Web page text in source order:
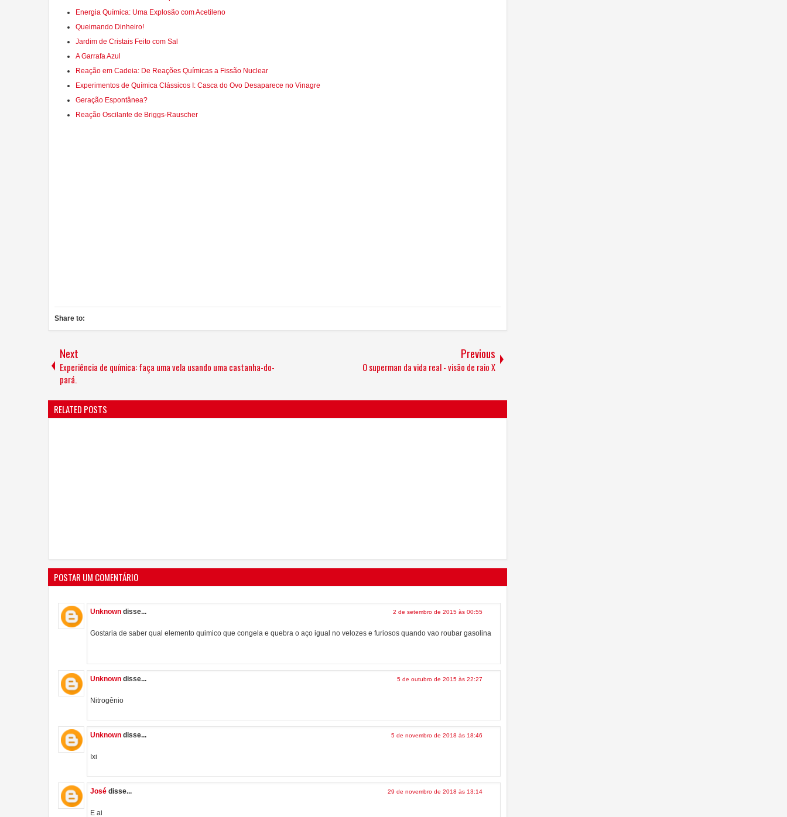
Energia Química: Uma Explosão com Acetileno
Queimando Dinheiro!
Jardim de Cristais Feito com Sal
A Garrafa Azul
Reação em Cadeia: De Reações Químicas a Fissão Nuclear
Experimentos de Química Clássicos I: Casca do Ovo Desaparece no Vinagre
Geração Espontânea?
Reação Oscilante de Briggs-Rauscher
Share to:
Next
Experiência de química: faça uma vela usando uma castanha-do-
pará.
Previous
O superman da vida real - visão de raio X
RELATED POSTS
POSTAR UM COMENTÁRIO
Unknown disse... 2 de setembro de 2015 às 00:55
Gostaria de saber qual elemento quimico que congela e quebra o aço igual no velozes e furiosos quando vao roubar gasolina
Unknown disse... 5 de outubro de 2015 às 22:27
Nitrogênio
Unknown disse... 5 de novembro de 2018 às 18:46
Ixi
José disse... 29 de novembro de 2018 às 13:14
E ai